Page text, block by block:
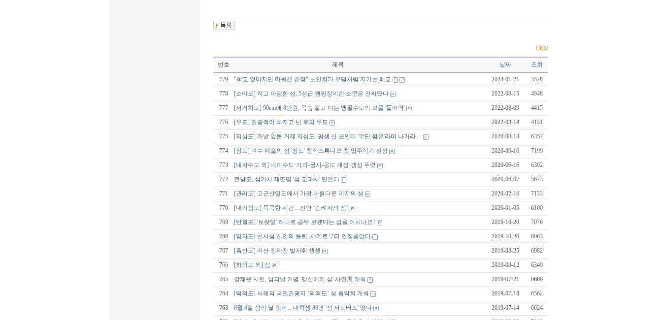
번호 제목 날짜 조회
779 "학교 없어지면 마을은 끝장" 노인회가 무덤처럼 지키는 폐교 2023-01-21 3528
778 [소야도] 작고 아담한 섬, 5성급 캠핑장이란 소문은 진짜였다 2022-08-15 4948
777 [서거차도] 90cm에 8만원, 목숨 걸고 따는 맹골수도의 보물 '돌미역' 2022-08-09 4415
776 [우도] 관광객이 빠지고 난 후의 우도 2022-03-14 4151
775 [지심도] 개발 앞둔 거제 지심도..평생 산 곳인데 '무단 점유'라며 나가라… 2020-08-13 6357
774 [장도] 여수 예술의 섬 '장도' 창작스튜디오 첫 입주작가 선정 2020-06-16 7199
773 [내파수도 외] 내파수도·가의-궁시-옹도 개성·갬성 뚜렷 2020-06-16 6302
772 전남도, 섬가치 재조명 '섬 교과서' 만든다 2020-06-07 5673
771 [관리도] 고군산열도에서 가장 아름다운 미지의 섬 2020-02-16 7133
770 [대기점도] 묵묵한 시간…신안 ‘순례자의 섬’ 2020-01-05 6100
769 [반월도] '보랏빛' 하나로 승부 보겠다는 섬을 아시나요? 2019-10-20 7076
768 [임자도] 천사섬 신안의 튤립, 세계로부터 인정받았다 2019-10-20 6063
767 [흑산도] 자산 정약전 발자취 생생 2019-08-25 6982
766 [하의도 외] 섬 2019-08-12 6349
765 강제윤 시인, 섬의날 기념 '당신에게 섬' 사진展 개최 2019-07-21 6666
764 [덕적도] 서해의 국민관광지 ‘덕적도’ 섬 음악회 개최 2019-07-14 6562
763 8월 8일 섬의 날 맞아…대학생 88명 '섬 서포터즈' 떴다 2019-07-14 6024